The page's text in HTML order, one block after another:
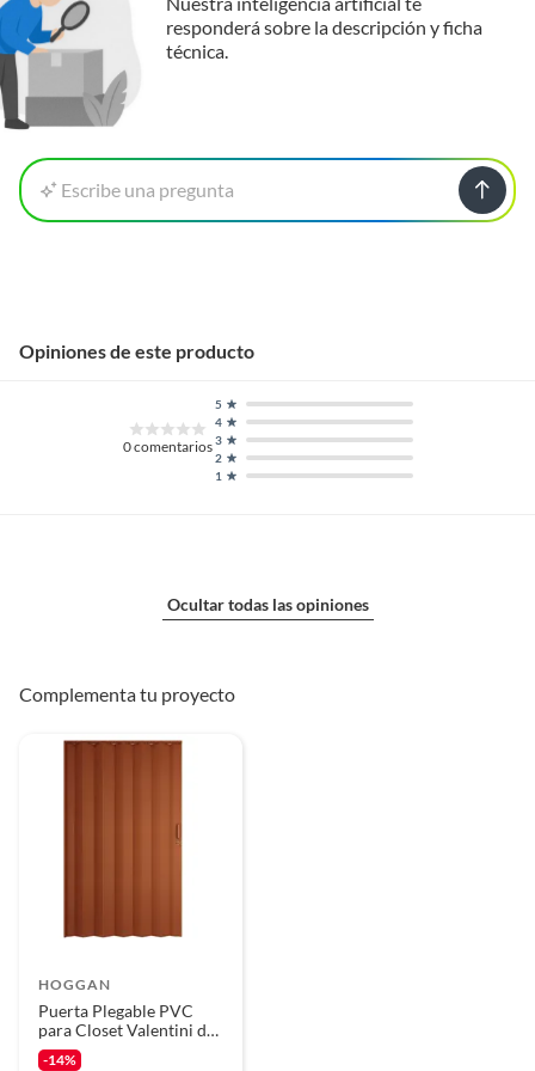
Material
Sistema de apertura
Para poder gozar de este beneficio, deberás cumplir con los siguientes
requisitos:
* El producto debe estar en buenas condiciones (sin usar, sin deterioro,
sin armar, sin instalar, con manuales y Pólizas de garantía originales, con
todas sus piezas y accesorios; con empaque original y en buenas
* Presentar el ticket de compra y/o factura.
Recuerda que, al momento de la recolección, nuestro personal verificará
Iniciaremos el reembolso de tu dinero cuando recibamos el producto.
responderá sobre la descripción y ficha
técnica.
Escribe una pregunta
Opiniones de este producto
0comentarios
1
2
3
4
5
Ocultar todas las opiniones
Complementa tu proyecto
HOGGAN
Puerta Plegable PVC
para Closet Valentini de
120 x 240 cm Café
-14%